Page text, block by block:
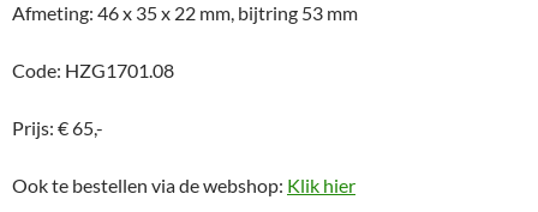
Afmeting: 46 x 35 x 22 mm, bijtring 53 mm
Code: HZG1701.08
Prijs: € 65,-
Ook te bestellen via de webshop: Klik hier